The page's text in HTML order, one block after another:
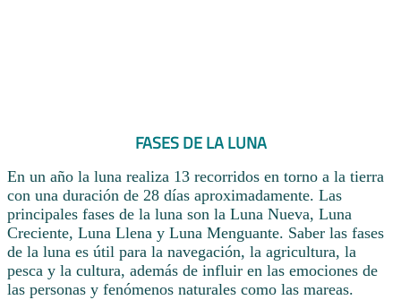
FASES DE LA LUNA
En un año la luna realiza 13 recorridos en torno a la tierra
con una duración de 28 días aproximadamente. Las
principales fases de la luna son la Luna Nueva, Luna
Creciente, Luna Llena y Luna Menguante. Saber las fases
de la luna es útil para la navegación, la agricultura, la
pesca y la cultura, además de influir en las emociones de
las personas y fenómenos naturales como las mareas.